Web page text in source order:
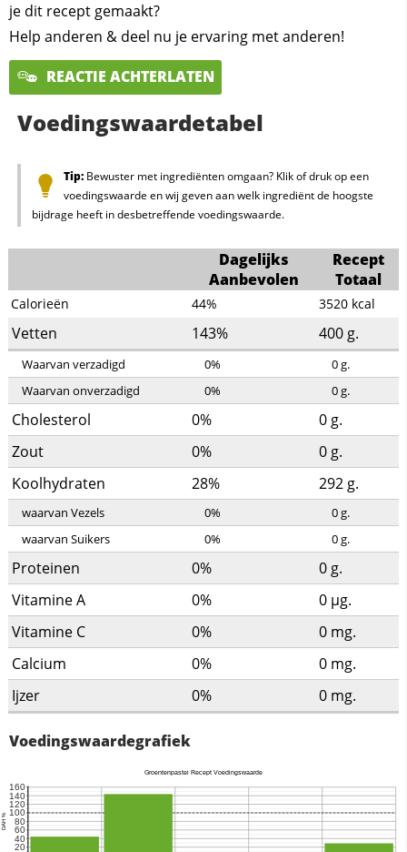
je dit recept gemaakt?
Help anderen & deel nu je ervaring met anderen!
REACTIE ACHTERLATEN
Voedingswaardetabel
Tip:Bewuster met ingrediënten omgaan? Klik of druk op een
voedingswaarde en wij geven aan welk ingrediënt de hoogste
bijdrage heeft in desbetreffende voedingswaarde.
Dagelijks
Aanbevolen
Recept
Totaal
Calorieën 44% 3520 kcal
Vetten 143% 400 g.
Waarvan verzadigd 0% 0g.
Waarvan onverzadigd
0% 0g.
Cholesterol 0% 0 g.
Zout
0% 0 g.
Koolhydraten
28% 292 g.
waarvan Vezels 0% 0g.
waarvan Suikers
0% 0g.
Proteinen 0% 0 g.
Vitamine A
0% 0 µg.
Vitamine C
0% 0 mg.
Calcium
0% 0 mg.
Ijzer
0% 0 mg.
Voedingswaardegrafiek